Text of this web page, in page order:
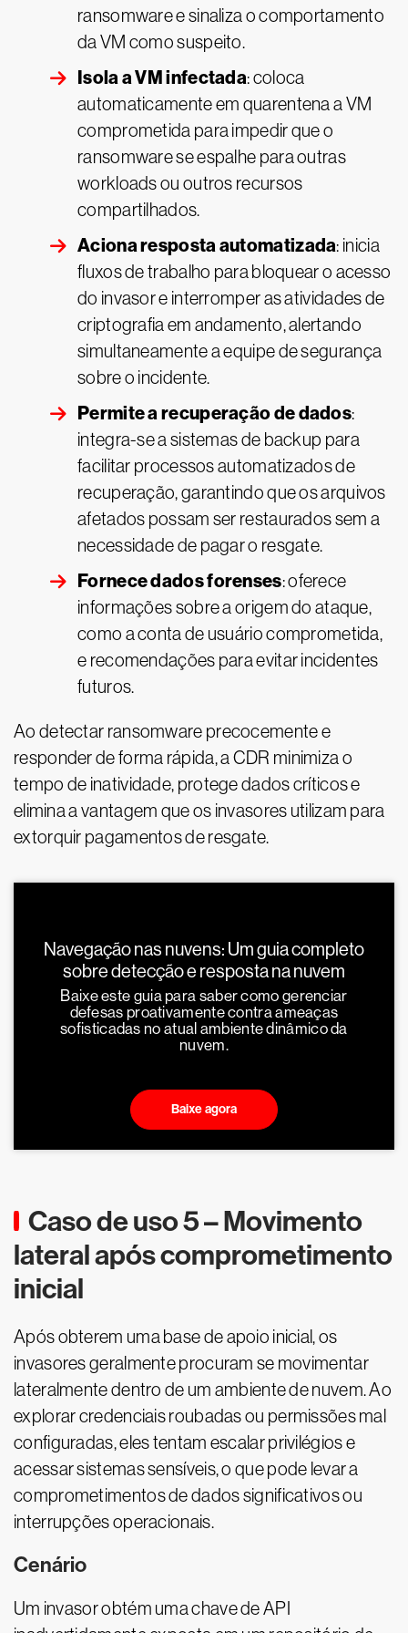
ransomware e sinaliza o comportamento
da VM como suspeito.
Isola a VM infectada: coloca
automaticamente em quarentena a VM
comprometida para impedir que o
ransomware se espalhe para outras
workloads ou outros recursos
compartilhados.
Aciona resposta automatizada: inicia
fluxos de trabalho para bloquear o acesso
do invasor e interromper as atividades de
criptografia em andamento, alertando
simultaneamente a equipe de segurança
sobre o incidente.
Permite a recuperação de dados:
integra-se a sistemas de backup para
facilitar processos automatizados de
recuperação, garantindo que os arquivos
afetados possam ser restaurados sem a
necessidade de pagar o resgate.
Fornece dados forenses: oferece
informações sobre a origem do ataque,
como a conta de usuário comprometida,
e recomendações para evitar incidentes
futuros.
Ao detectar ransomware precocemente e
responder de forma rápida, a CDR minimiza o
tempo de inatividade, protege dados críticos e
elimina a vantagem que os invasores utilizam para
extorquir pagamentos de resgate.
Navegação nas nuvens: Um guia completo
sobre detecção e resposta na nuvem
Baixe este guia para saber como gerenciar
defesas proativamente contra ameaças
sofisticadas no atual ambiente dinâmico da
nuvem.
Baixe agora
Caso de uso 5 – Movimento
lateral após comprometimento
inicial
Após obterem uma base de apoio inicial, os
invasores geralmente procuram se movimentar
lateralmente dentro de um ambiente de nuvem. Ao
explorar credenciais roubadas ou permissões mal
configuradas, eles tentam escalar privilégios e
acessar sistemas sensíveis, o que pode levar a
comprometimentos de dados significativos ou
interrupções operacionais.
Cenário
Um invasor obtém uma chave de API